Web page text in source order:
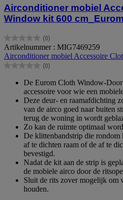
Airconditioner mobiel
Window kit 600 cm_Eurom
(0)
0.0
van
de
5
Artikelnummer : MIG7469259
Airconditioner mobiel Accessoire
(0)
0.0
sterren.
De Eurom Cloth Window-
accessoire voor wie een
Deze deur- en raamafdichting
van de airco goed naar buiten
terug de woning in wordt
Zo kan de ruimte optimaal
De klittenbandstrip die
af te dichten raam of de af te
bevestigd.
Nadat de kit aan de strip is
de mobiele airco door de
Sluit de rits zover mogelijk om
houden.